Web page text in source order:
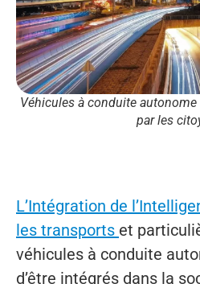
Véhicules à conduite
par les
L’Intégration de
les transports et
véhicules à conduite
d’être intégrés dans la